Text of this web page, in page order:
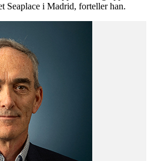
Seaplace i Madrid, forteller han.